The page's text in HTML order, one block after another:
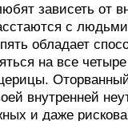
зависеть от
с
обладает
на все
внутренней
и даже